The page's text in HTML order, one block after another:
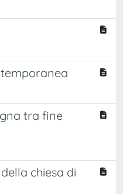
tra fine
chiesa di